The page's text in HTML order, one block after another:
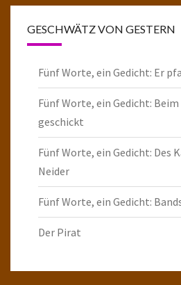
GESCHWÄTZ VON GESTERN
Fünf Worte, ein Gedicht: Er
Fünf Worte, ein Gedicht:
geschickt
Fünf Worte, ein Gedicht: Des
Neider
Fünf Worte, ein Gedicht:
Der Pirat